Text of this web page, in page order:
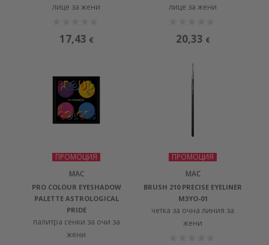
лице за жени
17,43 €
лице за жени
20,33 €
ПРОМОЦИЯ
MAC
PRO COLOUR EYESHADOW
PALETTE ASTROLOGICAL
PRIDE
палитра сенки за очи за
жени
ПРОМОЦИЯ
MAC
BRUSH 210 PRECISE EYELINER
M3YO-01
четка за очна линия за
жени